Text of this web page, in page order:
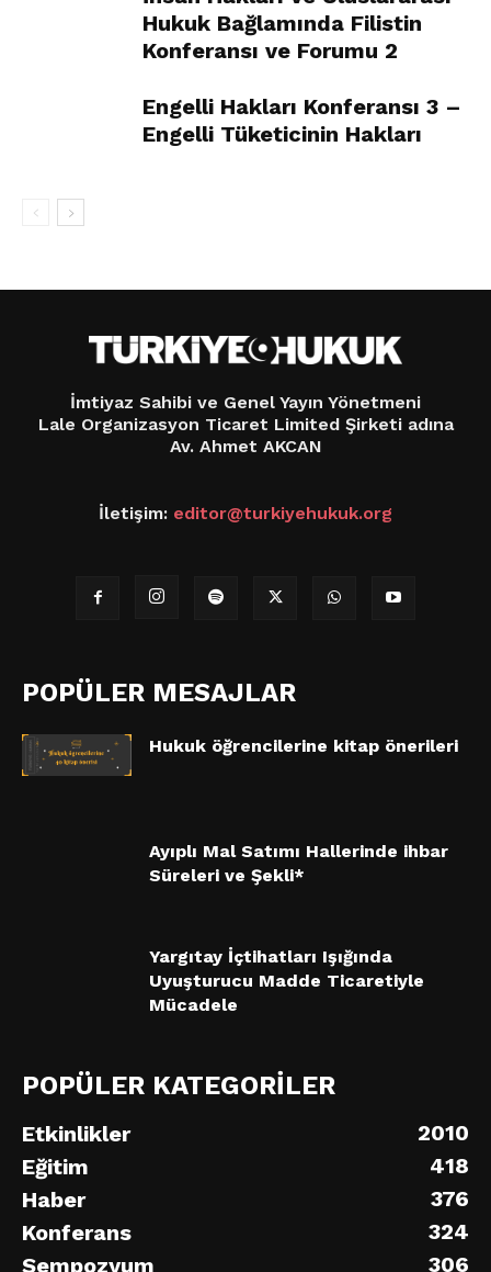
Hukuk Bağlamında Filistin
Konferansı ve Forumu 2
Engelli Hakları Konferansı 3 –
Engelli Tüketicinin Hakları
İmtiyaz Sahibi ve Genel Yayın Yönetmeni
Lale Organizasyon Ticaret Limited Şirketi adına
Av. Ahmet AKCAN
İletişim: editor@turkiyehukuk.org
POPÜLER MESAJLAR
Hukuk öğrencilerine kitap önerileri
Ayıplı Mal Satımı Hallerinde ihbar
Süreleri ve Şekli*
Yargıtay İçtihatları Işığında
Uyuşturucu Madde Ticaretiyle
Mücadele
POPÜLER KATEGORİLER
Etkinlikler
2010
Eğitim
418
Haber
376
Konferans
324
Sempozyum
306